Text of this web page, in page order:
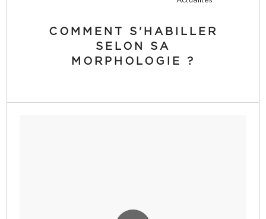
COMMENT S'HABILLER
SELON SA
MORPHOLOGIE ?